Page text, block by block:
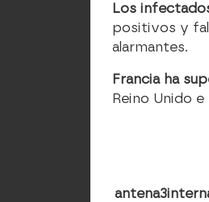
Los
positivos y
alarmantes.
Francia ha
Reino Unido